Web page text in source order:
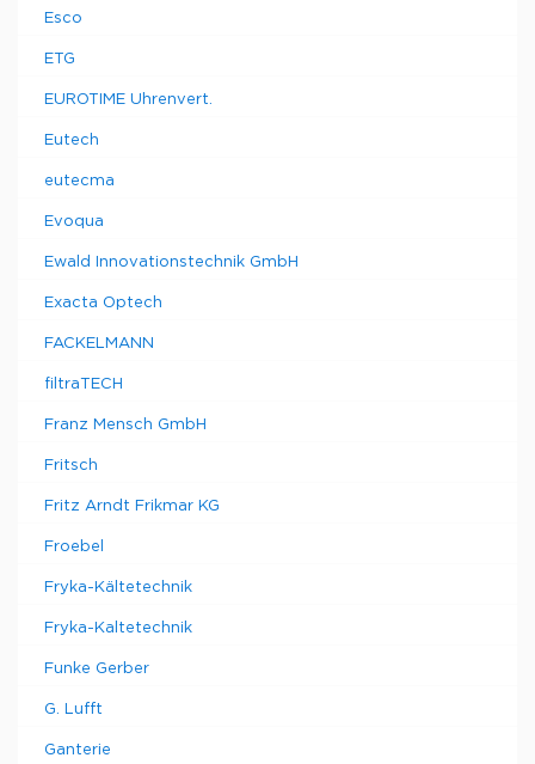
Esco
ETG
EUROTIME Uhrenvert.
Eutech
eutecma
Evoqua
Ewald Innovationstechnik GmbH
Exacta Optech
FACKELMANN
filtraTECH
Franz Mensch GmbH
Fritsch
Fritz Arndt Frikmar KG
Froebel
Fryka-Kältetechnik
Fryka-Kaltetechnik
Funke Gerber
G. Lufft
Ganterie